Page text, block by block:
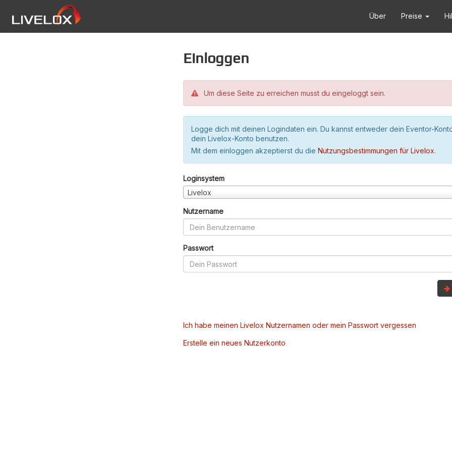
Über Preise
Einloggen
Um diese Seite zu erreichen musst du eingeloggt sein.
Logge dich mit deinen Logindaten ein. Du kannst entweder dein Eventor-
dein Livelox-Konto benutzen.
Mit dem einloggen akzeptierst du die Nutzungsbestimmungen für Livelox.
Loginsystem
Livelox
Nutzername
Passwort
Ich habe meinen Livelox Nutzernamen oder mein Passwort vergessen
Erstelle ein neues Nutzerkonto